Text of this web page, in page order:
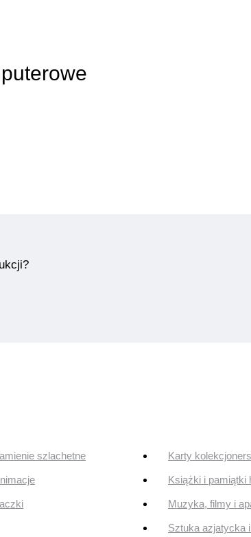
szlachetne Karty
Książki i pamiątki
Muzyka, filmy i
Sztuka azjatycka